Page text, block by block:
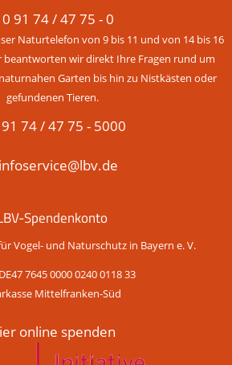
0 91 74 / 47 75 - 0
Naturtelefon von 9 bis 11 und von 14 bis 16
beantworten wir direkt Ihre Fragen rund um
Garten bis hin zu Nistkästen oder
gefundenen Tieren.
74 / 47 75 - 5000
infoservice@lbv.de
Spendenkonto
Vogel- und Naturschutz in Bayern e. V.
7645 0000 0240 0118 33
Mittelfranken-Süd
online spenden